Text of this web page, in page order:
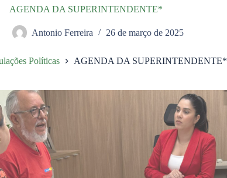
AGENDA DA SUPERINTENDENTE*
Antonio Ferreira 26 de março de 2025
Políticas AGENDA DA SUPERINTENDENTE*